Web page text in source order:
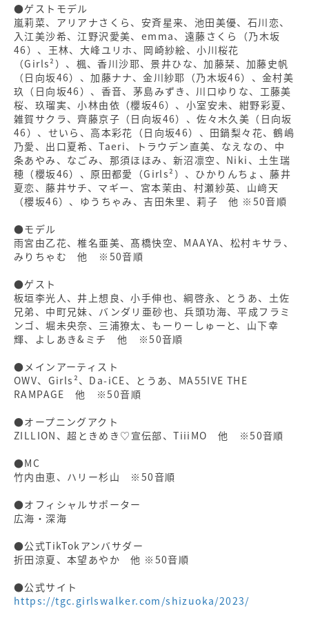
●ゲストモデル
嵐莉菜、アリアナさくら、安斉星来、池田美優、石川恋、
入江美沙希、江野沢愛美、emma、遠藤さくら（乃木坂
46）、王林、大峰ユリホ、岡崎紗絵、小川桜花
（Girls²）、楓、香川沙耶、景井ひな、加藤栞、加藤史帆
（日向坂46）、加藤ナナ、金川紗耶（乃木坂46）、金村美
玖（日向坂46）、香音、茅島みずき、川口ゆりな、工藤美
桜、玖瑠実、小林由依（櫻坂46）、小室安未、紺野彩夏、
雑賀サクラ、齊藤京子（日向坂46）、佐々木久美（日向坂
46）、せいら、高本彩花（日向坂46）、田鍋梨々花、鶴嶋
乃愛、出口夏希、Taeri、トラウデン直美、なえなの、中
条あやみ、なごみ、那須ほほみ、新沼凛空、Niki、土生瑞
穂（櫻坂46）、原田都愛（Girls²）、ひかりんちょ、藤井
夏恋、藤井サチ、マギー、宮本茉由、村瀬紗英、山﨑天
（櫻坂46）、ゆうちゃみ、吉田朱里、莉子 他 ※50音順
●モデル
雨宮由乙花、椎名亜美、髙橋快空、MAAYA、松村キサラ、
みりちゃむ 他 ※50音順
●ゲスト
板垣李光人、井上想良、小手伸也、綱啓永、とうあ、土佐
兄弟、中町兄妹、バンダリ亜砂也、兵頭功海、平成フラミ
ンゴ、堀未央奈、三浦獠太、もーりーしゅーと、山下幸
輝、よしあき&ミチ 他 ※50音順
●メインアーティスト
OWV、Girls²、Da-iCE、とうあ、MA55IVE THE
RAMPAGE 他 ※50音順
●オープニングアクト
ZILLION、超ときめき♡宣伝部、TiiiMO 他 ※50音順
●MC
竹内由恵、ハリー杉山 ※50音順
●オフィシャルサポーター
広海・深海
●公式TikTokアンバサダー
折田涼夏、本望あやか 他 ※50音順
●公式サイト
https://tgc.girlswalker.com/shizuoka/2023/